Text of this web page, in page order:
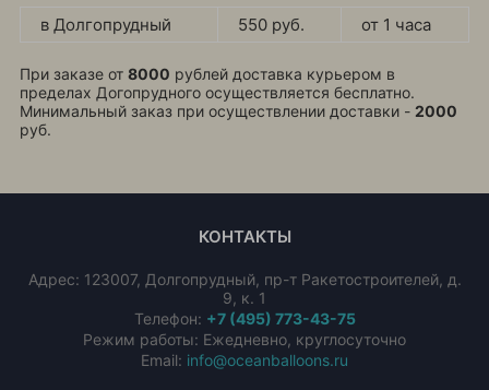
в Долгопрудный
550 руб. от 1 часа
При заказе от 8000 рублей доставка курьером в
пределах Догопрудного осуществляется бесплатно.
Минимальный заказ при осуществлении доставки - 2000
руб.
КОНТАКТЫ
Адрес: 123007, Долгопрудный, пр-т Ракетостроителей, д.
9, к. 1
Телефон: +7 (495) 773-43-75
Режим работы: Ежедневно, круглосуточно
Email: info@oceanballoons.ru